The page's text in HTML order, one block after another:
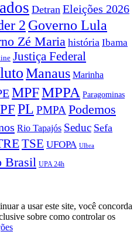
Detran Eleições 2026
2 Governo Lula
Zé Maria história Ibama
Justiça Federal
lutoManaus Marinha
MPFMPPA Paragominas
PFPL PMPA Podemos
Rio Tapajós Seduc Sefa
TSE UFOPA Ulbra
Brasil UPA 24h
a usar este site, você concorda
sobre como controlar os